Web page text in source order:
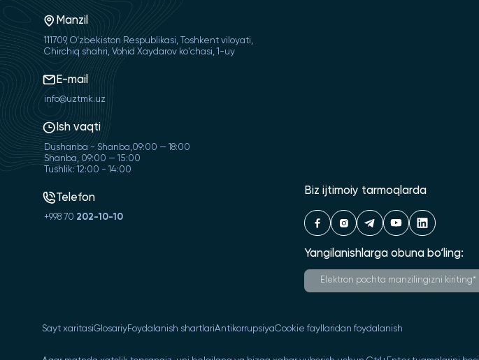
Manzil
111709, O‘zbekiston Respublikasi, Toshkent viloyati,
Chirchiq shahri, Vohid Xaydarov ko'chasi, 1-uy
E-mail
info@uztmk.uz
Ish vaqti
Dushanba - Shanba,09:00 — 18:00
Shanba, 09:00 — 15:00
Tushlik: 12:00 - 14:00
Telefon
+998 70 202-10-10
Biz ijtimoiy tarmoqlarda
Yangilanishlarga obuna bo‘ling:
Sayt xaritasiGlosariyFoydalanish shartlariAntikorrupsiyaCookie fayllaridan foydalanish